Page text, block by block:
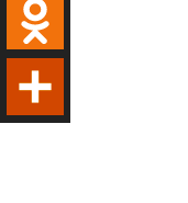
Twitter
Odnoklassniki